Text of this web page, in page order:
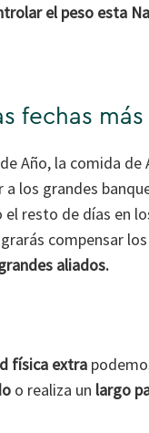
el peso esta
fechas más
Año, la comida
los grandes
resto de días en
compensar
aliados.
física extra
o realiza un largo